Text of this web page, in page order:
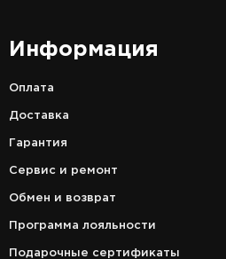
Информация
Оплата
Доставка
Гарантия
Сервис и ремонт
Обмен и возврат
Программа лояльности
Подарочные сертификаты